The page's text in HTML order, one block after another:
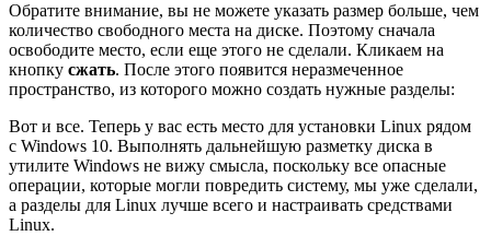
Обратите внимание, вы не можете указать размер больше, чем
количество свободного места на диске. Поэтому сначала
освободите место, если еще этого не сделали. Кликаем на
кнопку сжать. После этого появится неразмеченное
пространство, из которого можно создать нужные разделы:
Вот и все. Теперь у вас есть место для установки Linux рядом
с Windows 10. Выполнять дальнейшую разметку диска в
утилите Windows не вижу смысла, поскольку все опасные
операции, которые могли повредить систему, мы уже сделали,
а разделы для Linux лучше всего и настраивать средствами
Linux.